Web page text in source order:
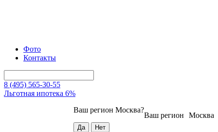
Фото
Контакты
8 (495) 565-30-55
Льготная ипотека 6%
Москва
Ваш регион
Ваш регион Москва?